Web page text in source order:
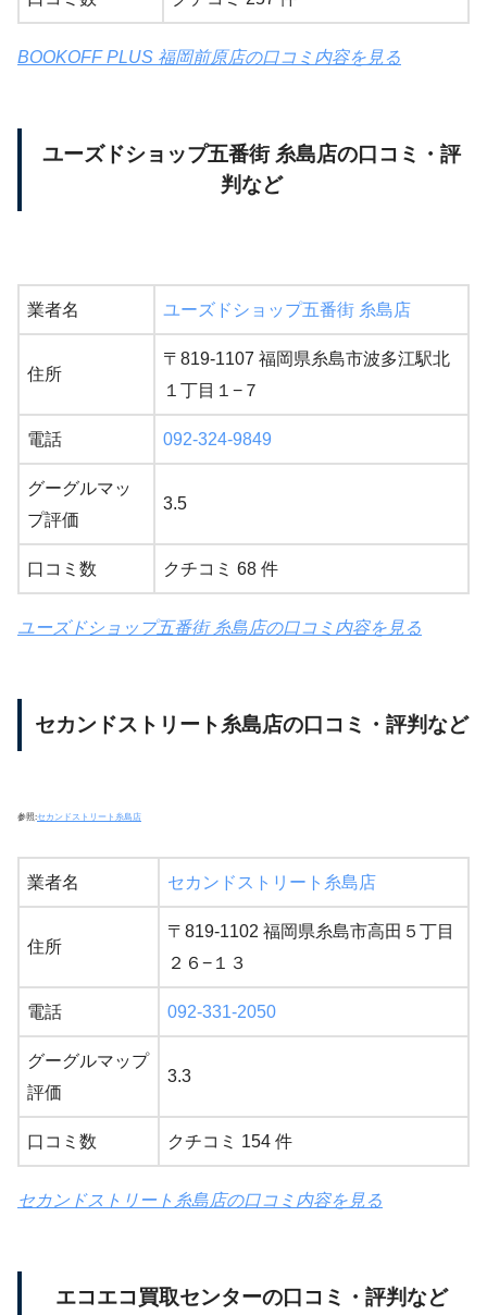
BOOKOFF PLUS 福岡前原店の口コミ内容を見る
ユーズドショップ五番街 糸島店の口コミ・評
判など
業者名 ユーズドショップ五番街 糸島店
住所
〒819-1107 福岡県糸島市波多江駅北
１丁目１−７
電話 092-324-9849
グーグルマッ
プ評価
3.5
口コミ数 クチコミ 68 件
ユーズドショップ五番街 糸島店の口コミ内容を見る
セカンドストリート糸島店の口コミ・評判など
参照:セカンドストリート糸島店
業者名 セカンドストリート糸島店
住所
〒819-1102 福岡県糸島市高田５丁目
２６−１３
電話 092-331-2050
グーグルマップ
評価
3.3
口コミ数 クチコミ 154 件
セカンドストリート糸島店の口コミ内容を見る
エコエコ買取センターの口コミ・評判など